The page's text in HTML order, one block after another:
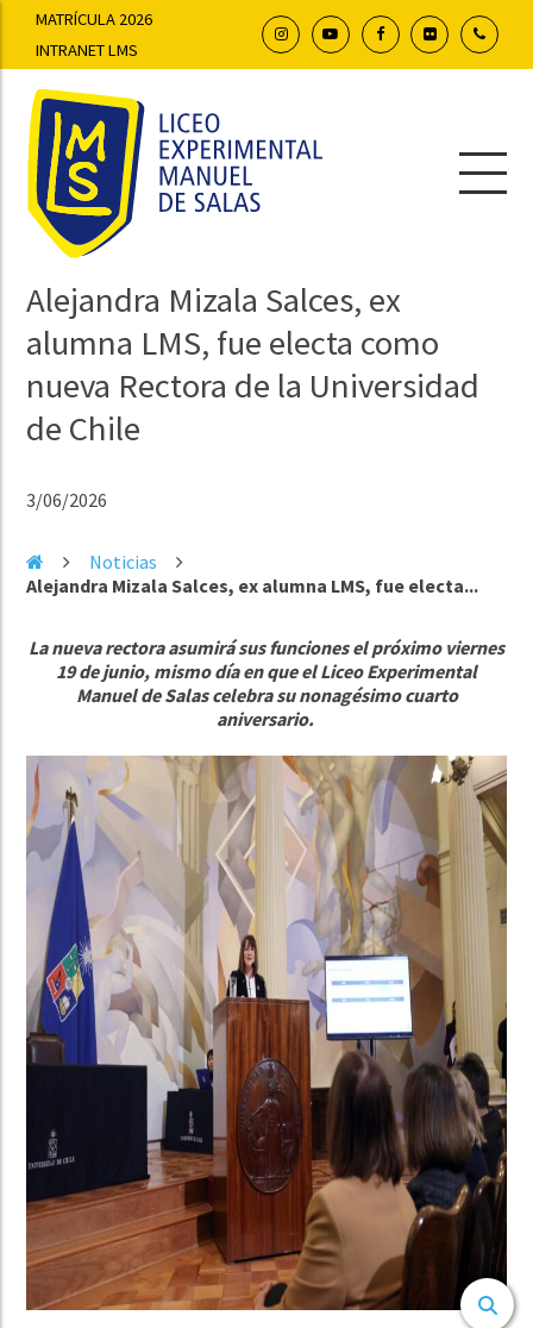
MATRÍCULA 2026
INTRANET LMS
Alejandra Mizala Salces, ex
alumna LMS, fue electa como
nueva Rectora de la Universidad
de Chile
3/06/2026
Noticias
Alejandra Mizala Salces, ex alumna LMS, fue electa...
La nueva rectora asumirá sus funciones el próximo viernes
19 de junio, mismo día en que el Liceo Experimental
Manuel de Salas celebra su nonagésimo cuarto
aniversario.